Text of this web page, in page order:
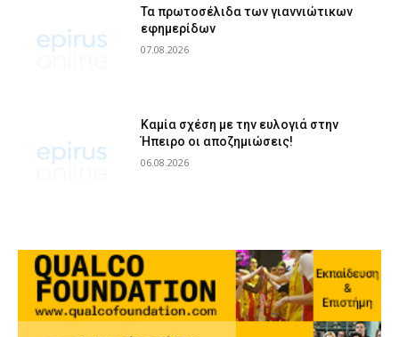
Τα πρωτοσέλιδα των γιαννιώτικων
εφημερίδων
07.08.2026
Καμία σχέση με την ευλογιά στην
Ήπειρο οι αποζημιώσεις!
06.08.2026